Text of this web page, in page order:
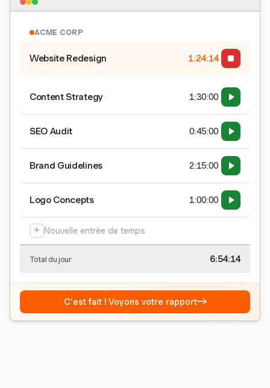
ACME CORP
Website Redesign 1:24:15
Content Strategy 1:30:00
SEO Audit 0:45:00
Brand Guidelines 2:15:00
Logo Concepts 1:00:00
+ Nouvelle entrée de temps
Total du jour 6:54:15
C'est fait ! Voyons votre rapport→